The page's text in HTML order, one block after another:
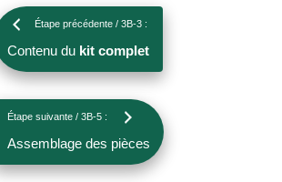
Étape précédente / 3B-3 :
Contenu du kit complet
Étape suivante / 3B-5 :
Assemblage des pièces